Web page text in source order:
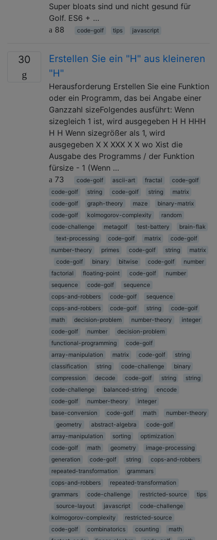
Super bloats sind und nicht gesund für
Golf. ES6 + …
88
code-golf tips javascript
30
Erstellen Sie ein "H" aus kleineren
"H"
Herausforderung Erstellen Sie eine Funktion
oder ein Programm, das bei Angabe einer
Ganzzahl sizeFolgendes ausführt: Wenn
sizegleich 1 ist, wird ausgegeben H H HHH
H H Wenn sizegrößer als 1, wird
ausgegeben X X XXX X X wo Xist die
Ausgabe des Programms / der Funktion
fürsize - 1 (Wenn …
73
code-golf ascii-art fractal
code-golf
code-golf
string code-golf string
matrix
code-golf
graph-theory maze
binary-matrix
code-golf
kolmogorov-complexity
random
code-challenge
metagolf test-battery
brain-flak
text-processing
code-golf matrix
code-golf
number-theory
primes code-golf string
matrix
code-golf
binary bitwise code-golf
number
factorial
floating-point code-golf
number
sequence
code-golf
sequence
cops-and-robbers
code-golf
sequence
cops-and-robbers
code-golf string
code-golf
math
decision-problem number-theory
integer
code-golf
number
decision-problem
functional-programming
code-golf
array-manipulation
matrix code-golf
string
classification
string code-challenge
binary
compression
decode code-golf string
string
code-challenge
balanced-string
encode
code-golf
number-theory
integer
base-conversion
code-golf math
number-theory
geometry
abstract-algebra
code-golf
array-manipulation
sorting
optimization
code-golf
math geometry
image-processing
generation
code-golf string
cops-and-robbers
repeated-transformation
grammars
cops-and-robbers
repeated-transformation
grammars
code-challenge restricted-source
tips
source-layout
javascript
code-challenge
kolmogorov-complexity
restricted-source
code-golf
combinatorics counting
math